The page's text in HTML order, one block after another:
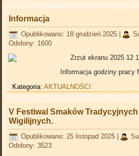
Informacja
Opublikowano: 18 grudzień 2025
Odsłony: 1600
Informacja godziny pracy
Kategoria:AKTUALNOŚCI
V Festiwal Smaków
Wigilijnych.
Opublikowano: 25 listopad 2025
Odsłony: 3523